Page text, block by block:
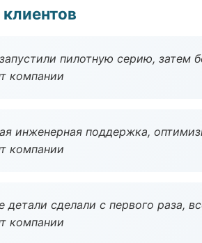
пилотную серию, затем
компании
инженерная поддержка,
компании
детали сделали с первого раза,
компании